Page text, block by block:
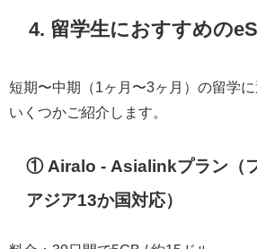
4. 留学生におすすめの
短期〜中期（1ヶ月〜3ヶ月）の留学
いくつかご紹介します。
① Airalo - Asialinkプラン（
アジア13か国対応）